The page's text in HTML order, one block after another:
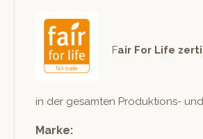
Fair For Life
in der gesamten Pro­duk­tions-
Marke: